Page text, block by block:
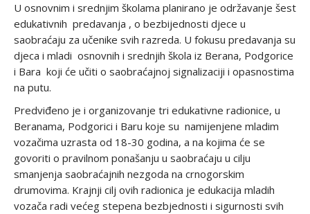
U osnovnim i srednjim školama planirano je održavanje šest
edukativnih predavanja , o bezbijednosti djece u
saobraćaju za učenike svih razreda. U fokusu predavanja su
djeca i mladi osnovnih i srednjih škola iz Berana, Podgorice
i Bara koji će učiti o saobraćajnoj signalizaciji i opasnostima
na putu.
Predviđeno je i organizovanje tri edukativne radionice, u
Beranama, Podgorici i Baru koje su namijenjene mladim
vozačima uzrasta od 18-30 godina, a na kojima će se
govoriti o pravilnom ponašanju u saobraćaju u cilju
smanjenja saobraćajnih nezgoda na crnogorskim
drumovima. Krajnji cilj ovih radionica je edukacija mladih
vozača radi većeg stepena bezbjednosti i sigurnosti svih